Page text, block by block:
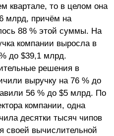
квартале, то в целом она
млрд, причём на
88 % этой суммы. На
компании выросла в
до $39,1 млрд.
решения в
выручку на 76 % до
56 % до $5 млрд. По
компании, одна
десятки тысяч чипов
своей вычислительной